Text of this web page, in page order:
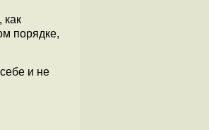
как
порядке,
и не